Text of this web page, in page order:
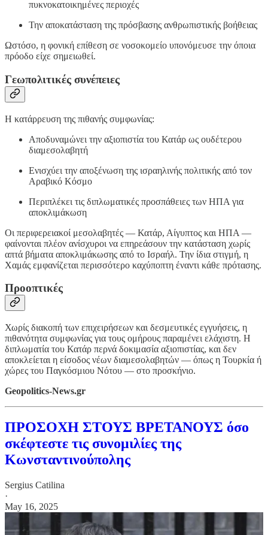
πυκνοκατοικημένες περιοχές
Την αποκατάσταση της πρόσβασης ανθρωπιστικής βοήθειας
Ωστόσο, η φονική επίθεση σε νοσοκομείο υπονόμευσε την όποια
πρόοδο είχε σημειωθεί.
Γεωπολιτικές συνέπειες
Η κατάρρευση της πιθανής συμφωνίας:
Αποδυναμώνει την αξιοπιστία του Κατάρ ως ουδέτερου
διαμεσολαβητή
Ενισχύει την αποξένωση της ισραηλινής πολιτικής από τον
Αραβικό Κόσμο
Περιπλέκει τις διπλωματικές προσπάθειες των ΗΠΑ για
αποκλιμάκωση
Οι περιφερειακοί μεσολαβητές — Κατάρ, Αίγυπτος και ΗΠΑ —
φαίνονται πλέον ανίσχυροι να επηρεάσουν την κατάσταση χωρίς
απτά βήματα αποκλιμάκωσης από το Ισραήλ. Την ίδια στιγμή, η
Χαμάς εμφανίζεται περισσότερο καχύποπτη έναντι κάθε πρότασης.
Προοπτικές
Χωρίς διακοπή των επιχειρήσεων και δεσμευτικές εγγυήσεις, η
πιθανότητα συμφωνίας για τους ομήρους παραμένει ελάχιστη. Η
διπλωματία του Κατάρ περνά δοκιμασία αξιοπιστίας, και δεν
αποκλείεται η είσοδος νέων διαμεσολαβητών — όπως η Τουρκία ή
χώρες του Παγκόσμιου Νότου — στο προσκήνιο.
Geopolitics-News.gr
ΠΡΟΣΟΧΗ ΣΤΟΥΣ ΒΡΕΤΑΝΟΥΣ όσο
σκέφτεστε τις συνομιλίες της
Κωνσταντινούπολης
Sergius Catilina
·
May 16, 2025